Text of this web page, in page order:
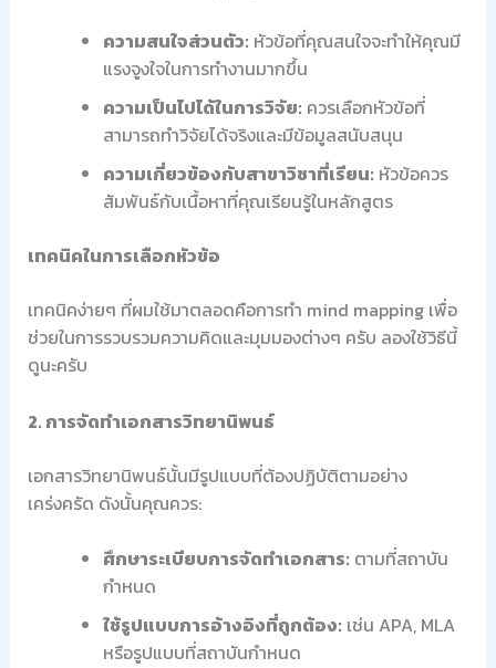
ความสนใจส่วนตัว: หัวข้อที่คุณสนใจจะทำให้คุณมี
แรงจูงใจในการทำงานมากขึ้น
ความเป็นไปได้ในการวิจัย: ควรเลือกหัวข้อที่
สามารถทำวิจัยได้จริงและมีข้อมูลสนับสนุน
ความเกี่ยวข้องกับสาขาวิชาที่เรียน: หัวข้อควร
สัมพันธ์กับเนื้อหาที่คุณเรียนรู้ในหลักสูตร
เทคนิคในการเลือกหัวข้อ
เทคนิคง่ายๆ ที่ผมใช้มาตลอดคือการทำ mind mapping เพื่อ
ช่วยในการรวบรวมความคิดและมุมมองต่างๆ ครับ ลองใช้วิธีนี้
ดูนะครับ
2. การจัดทำเอกสารวิทยานิพนธ์
เอกสารวิทยานิพนธ์นั้นมีรูปแบบที่ต้องปฏิบัติตามอย่าง
เคร่งครัด ดังนั้นคุณควร:
ศึกษาระเบียบการจัดทำเอกสาร: ตามที่สถาบัน
กำหนด
ใช้รูปแบบการอ้างอิงที่ถูกต้อง: เช่น APA, MLA
หรือรูปแบบที่สถาบันกำหนด